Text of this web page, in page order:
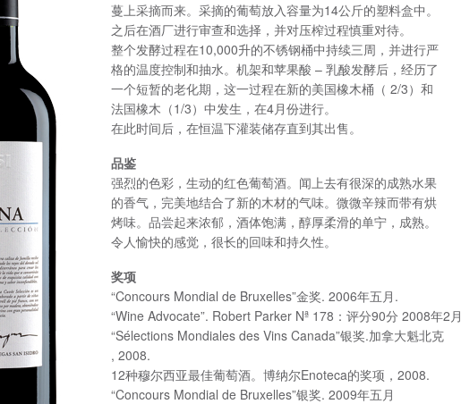
蔓上采摘而来。采摘的葡萄放入容量为14公斤的塑料盒中。
之后在酒厂进行审查和选择，并对压榨过程慎重对待。
整个发酵过程在10,000升的不锈钢桶中持续三周，并进行严
格的温度控制和抽水。机架和苹果酸 – 乳酸发酵后，经历了
一个短暂的老化期，这一过程在新的美国橡木桶（ 2/3）和
法国橡木（1/3）中发生，在4月份进行。
在此时间后，在恒温下灌装储存直到其出售。
品鉴
强烈的色彩，生动的红色葡萄酒。闻上去有很深的成熟水果
的香气，完美地结合了新的木材的气味。微微辛辣而带有烘
烤味。品尝起来浓郁，酒体饱满，醇厚柔滑的单宁，成熟。
令人愉快的感觉，很长的回味和持久性。
奖项
“Concours Mondial de Bruxelles”金奖. 2006年五月.
“Wine Advocate”. Robert Parker Nª 178：评分90分 2008年2月
“Sélections Mondiales des Vins Canada”银奖.加拿大魁北克
, 2008.
12种穆尔西亚最佳葡萄酒。博纳尔Enoteca的奖项，2008.
“Concours Mondial de Bruxelles”银奖. 2009年五月